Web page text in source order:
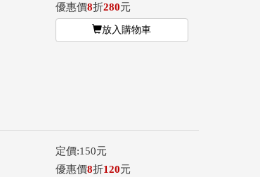
優惠價8折280元
放入購物車
定價:150元
優惠價8折120元